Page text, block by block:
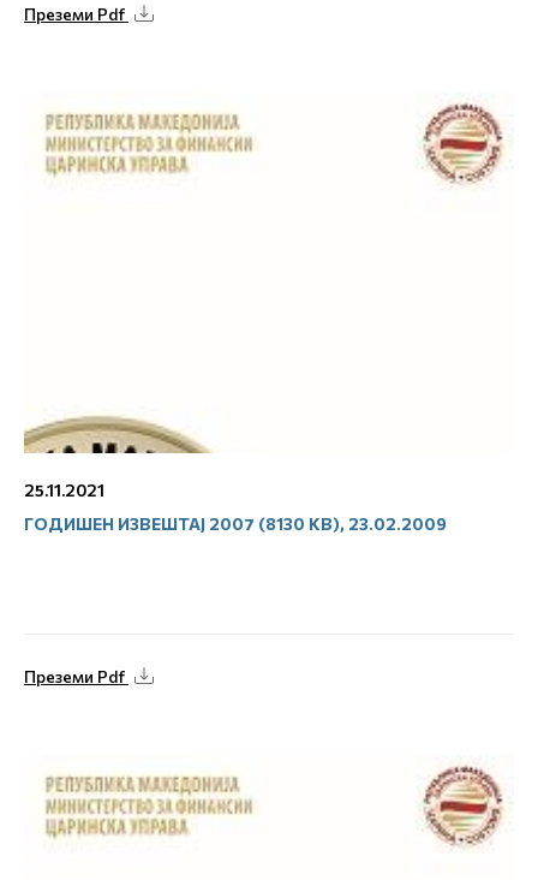
Преземи Pdf
25.11.2021
ГОДИШЕН ИЗВЕШТАЈ 2007 (8130 KB), 23.02.2009
Преземи Pdf